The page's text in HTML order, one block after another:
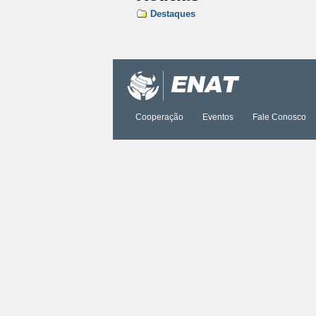
Destaques
documento
Cooperação Eventos Fale Conosco